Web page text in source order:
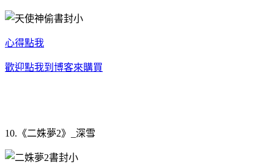
心得點我
歡迎點我到博客來購買
10.《二姝夢2》_深雪